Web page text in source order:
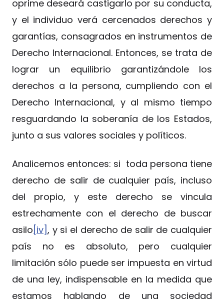
oprime deseará castigarlo por su conducta,
y el individuo verá cercenados derechos y
garantías, consagrados en instrumentos de
Derecho Internacional. Entonces, se trata de
lograr un equilibrio garantizándole los
derechos a la persona, cumpliendo con el
Derecho Internacional, y al mismo tiempo
resguardando la soberanía de los Estados,
junto a sus valores sociales y políticos.
Analicemos entonces: si toda persona tiene
derecho de salir de cualquier país, incluso
del propio, y este derecho se vincula
estrechamente con el derecho de buscar
asilo [iv], y si el derecho de salir de cualquier
país no es absoluto, pero cualquier
limitación sólo puede ser impuesta en virtud
de una ley, indispensable en la medida que
estamos hablando de una sociedad